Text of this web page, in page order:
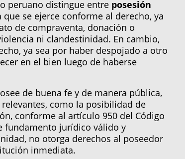
peruano distingue entre posesión
que se ejerce conforme al derecho, ya
de compraventa, donación o
ni clandestinidad. En cambio,
ya sea por haber despojado a otro
en el bien luego de haberse
de buena fe y de manera pública,
como la posibilidad de
conforme al artículo 950 del Código
fundamento jurídico válido y
no otorga derechos al poseedor
inmediata.